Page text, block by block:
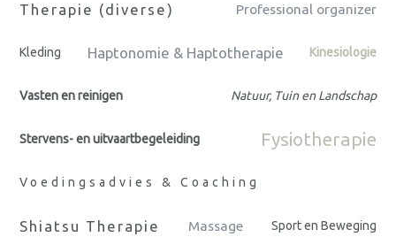
Therapie (diverse) Professional organizer
Kleding Haptonomie & Haptotherapie Kinesiologie
Vasten en reinigen Natuur, Tuin en Landschap
Stervens- en uitvaartbegeleiding Fysiotherapie
Voedingsadvies & Coaching
Shiatsu Therapie Massage Sport en Beweging